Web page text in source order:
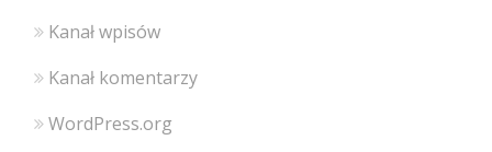
Kanał wpisów
Kanał komentarzy
WordPress.org